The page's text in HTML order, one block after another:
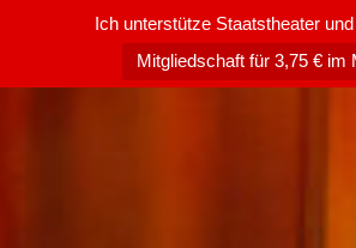
Ich unterstütze Staatstheater
Mitgliedschaft für 3,75 € im